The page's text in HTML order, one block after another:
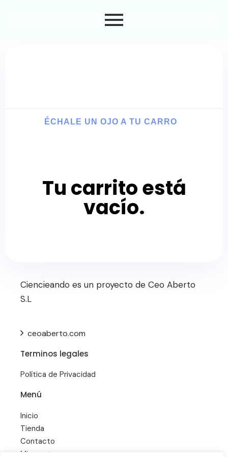
ÉCHALE UN OJO A TU CARRO
Tu carrito está
vacío.
Ciencieando es un proyecto de Ceo Aberto
S.L
ceoaberto.com
Terminos legales
Política de Privacidad
Menú
Inicio
Tienda
Contacto
Mi cuenta